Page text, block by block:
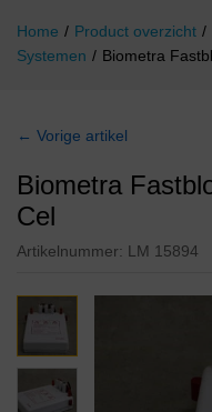
Home / Product overzicht /
Systemen / Biometra
← Vorige artikel
Biometra
Cel
Artikelnummer: LM 15894